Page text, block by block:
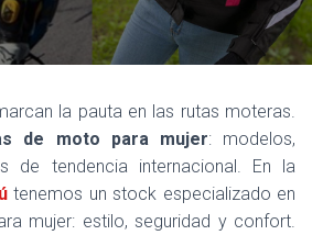
la pauta en las rutas moteras.
de moto para mujer: modelos,
de tendencia internacional. En la
tenemos un stock especializado en
mujer: estilo, seguridad y confort.